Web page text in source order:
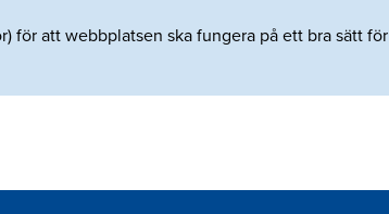
för att webbplatsen ska fungera på ett bra sätt